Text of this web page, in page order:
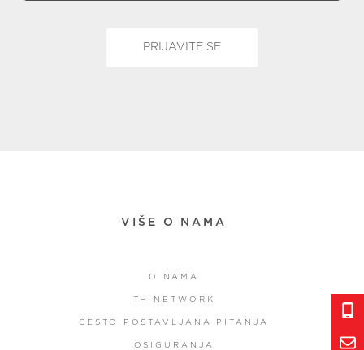
VIŠE O NAMA
O NAMA
TH NETWORK
ČESTO POSTAVLJANA PITANJA
OSIGURANJA